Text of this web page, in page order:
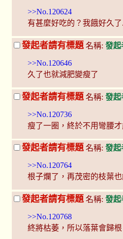
>>No.120624
有甚麼好吃的？我餓好久了
發起者請有標題 名稱: 發
>>No.120646
久了也就減肥變瘦了
發起者請有標題 名稱: 發
>>No.120736
瘦了一圈，終於不用彎腰
發起者請有標題名稱: 發
>>No.120764
根子爛了，再茂密的枝葉
發起者請有標題 名稱: 發
>>No.120768
終將枯萎，所以落葉會歸